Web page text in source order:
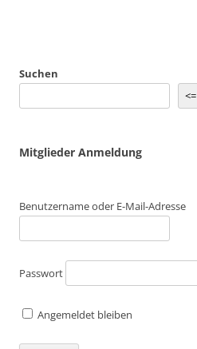
Suchen
<=
Mitglieder Anmeldung
Benutzername oder E-Mail-Adresse
Passwort
Angemeldet bleiben